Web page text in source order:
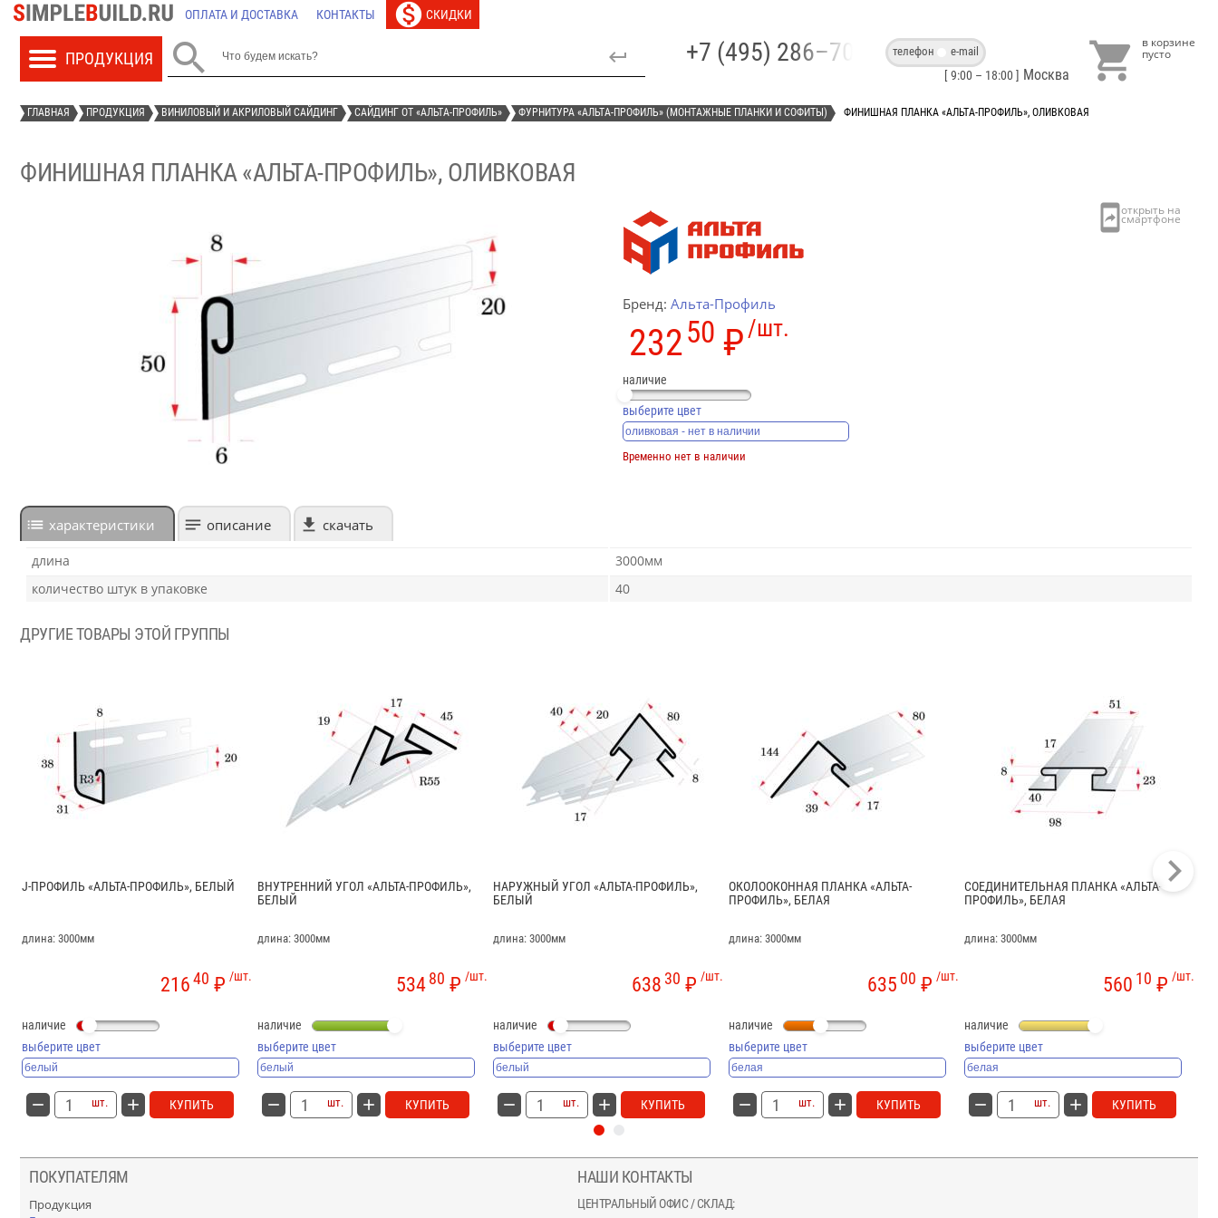
ОПЛАТА И ДОСТАВКА КОНТАКТЫ СКИДКИ
 +7 (495) 286–70–40телефон e-mail
[ 9:00 – 18:00 ] Москва 
ГЛАВНАЯ ПРОДУКЦИЯ ВИНИЛОВЫЙ И АКРИЛОВЫЙ САЙДИНГ САЙДИНГ ОТ «АЛЬТА-ПРОФИЛЬ» ФУРНИТУРА «АЛЬТА-ПРОФИЛЬ» (МОНТАЖНЫЕ ПЛАНКИ И СОФИТЫ) ФИНИШНАЯ ПЛАНКА «АЛЬТА-ПРОФИЛЬ», ОЛИВКОВАЯ
ФИНИШНАЯ ПЛАНКА «АЛЬТА-ПРОФИЛЬ», ОЛИВКОВАЯ
Бренд: Альта-Профиль
/шт.
23250 ₽
наличие
выберите цвет
Временно нет в наличии
характеристики описание скачать
длина
3000мм
количество штук в упаковке
40
ДРУГИЕ ТОВАРЫ ЭТОЙ ГРУППЫ
J-ПРОФИЛЬ «АЛЬТА-ПРОФИЛЬ», БЕЛЫЙ
длина: 3000мм
/шт.
21640 ₽
наличие
выберите цвет
шт. КУПИТЬ
ВНУТРЕННИЙ УГОЛ «АЛЬТА-ПРОФИЛЬ»,
БЕЛЫЙ
длина: 3000мм
/шт.
53480 ₽
наличие
выберите цвет
шт. КУПИТЬ
НАРУЖНЫЙ УГОЛ «АЛЬТА-ПРОФИЛЬ»,
БЕЛЫЙ
длина: 3000мм
/шт.
638 30 ₽
наличие
выберите цвет
шт. КУПИТЬ
ОКОЛООКОННАЯ ПЛАНКА «АЛЬТА-
ПРОФИЛЬ», БЕЛАЯ
длина: 3000мм
/шт.
635 00 ₽
наличие
выберите цвет
шт. КУПИТЬ
СОЕДИНИТЕЛЬНАЯ ПЛАНКА «АЛЬТА-
ПРОФИЛЬ», БЕЛАЯ
длина: 3000мм
/шт.
560 10 ₽
наличие
выберите цвет
шт. КУПИТЬ
ПОКУПАТЕЛЯМ
Продукция
НАШИ КОНТАКТЫ
ЦЕНТРАЛЬНЫЙ ОФИС / СКЛАД: